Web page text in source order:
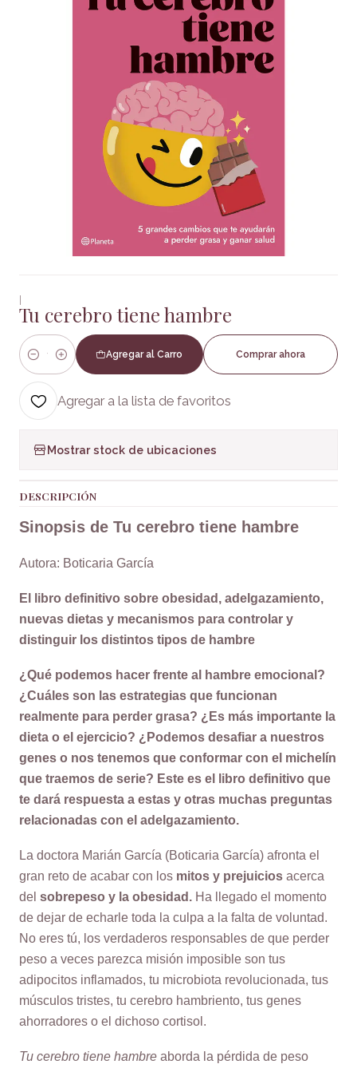
|
Tu cerebro tiene hambre
Cantidad
Agregar al Carro Comprar ahora
Agregar a la lista de favoritos
Mostrar stock de ubicaciones
DESCRIPCIÓN
Sinopsis de Tu cerebro tiene hambre
Autora: Boticaria García
El libro definitivo sobre obesidad, adelgazamiento,
nuevas dietas y mecanismos para controlar y
distinguir los distintos tipos de hambre
¿Qué podemos hacer frente al hambre emocional?
¿Cuáles son las estrategias que funcionan
realmente para perder grasa? ¿Es más importante la
dieta o el ejercicio? ¿Podemos desafiar a nuestros
genes o nos tenemos que conformar con el michelín
que traemos de serie? Este es el libro definitivo que
te dará respuesta a estas y otras muchas preguntas
relacionadas con el adelgazamiento.
La doctora Marián García (Boticaria García) afronta el
gran reto de acabar con los mitos y prejuicios acerca
del sobrepeso y la obesidad. Ha llegado el momento
de dejar de echarle toda la culpa a la falta de voluntad.
No eres tú, los verdaderos responsables de que perder
peso a veces parezca misión imposible son tus
adipocitos inflamados, tu microbiota revolucionada, tus
músculos tristes, tu cerebro hambriento, tus genes
ahorradores o el dichoso cortisol.
Tu cerebro tiene hambre aborda la pérdida de peso